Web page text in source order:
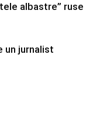
albastre” ruse
un jurnalist